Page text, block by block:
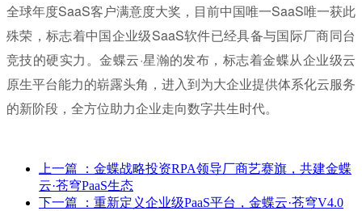
全球年度SaaS客户满意度大奖，目前中国唯一SaaS唯一获此
殊荣，标志着中国企业级SaaS软件已经具备与国际厂商同台
竞技的硬实力。金蝶云·星瀚的发布，标志着金蝶从企业级云
原生平台能力的崭露头角，进入到为大企业提供体系化云服务
的新阶段，全方位助力企业走向数字共生时代。
上一篇
：金蝶战略投资RPA领导厂商艺赛旗，共建金蝶
云·苍穹PaaS生态
下一篇
：重新定义企业级PaaS平台，金蝶云·苍穹V4.0